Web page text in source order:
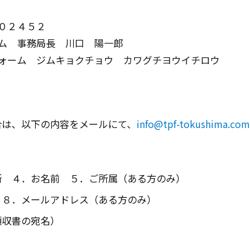
２４５２
ム 事務局長 川口 陽一郎
ーム ジムキョクチョウ カワグチヨウイチロウ
、以下の内容をメールにて、 info@tpf-tokushima.com
．お名前 ５．ご所属（ある方のみ）
メールアドレス（ある方のみ）
書の宛名）